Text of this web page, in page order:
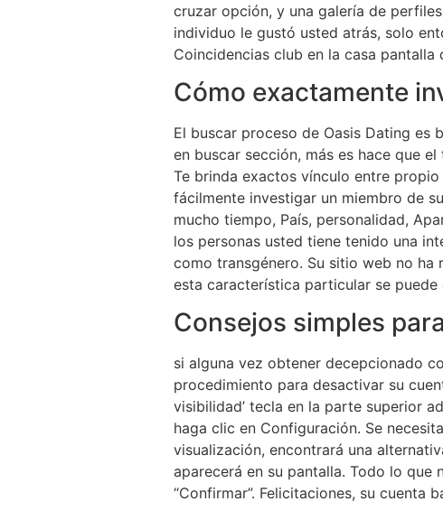
cruzar opción, y una galería de
individuo le gustó usted atrás, solo
Coincidencias club en la casa pantalla
Cómo exactamente
El buscar proceso de Oasis Dating
en buscar sección, más es hace que
Te brinda exactos vínculo entre
fácilmente investigar un miembro de
mucho tiempo, País, personalidad,
los personas usted tiene tenido una
como transgénero. Su sitio web no
esta característica particular se
Consejos simples
si alguna vez obtener decepcionado
procedimiento para desactivar su
visibilidad’ tecla en la parte superior
haga clic en Configuración. Se
visualización, encontrará una
aparecerá en su pantalla. Todo lo que
“Confirmar”. Felicitaciones, su cuenta